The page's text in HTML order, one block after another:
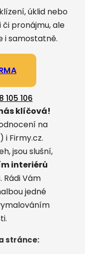
úklid nebo
pronájmu, ale
i samostatně.
105 106
klíčová!
na
i Firmy.cz.
jsou slušní,
interiérů
. Rádi Vám
jedné
stránce: